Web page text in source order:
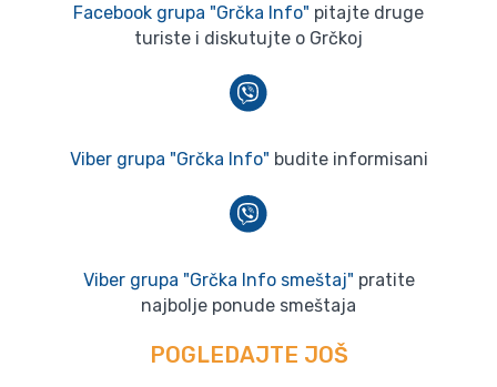
Facebook grupa "Grčka Info" pitajte druge
turiste i diskutujte o Grčkoj
Viber grupa "Grčka Info" budite informisani
Viber grupa "Grčka Info smeštaj" pratite
najbolje ponude smeštaja
POGLEDAJTE JOŠ